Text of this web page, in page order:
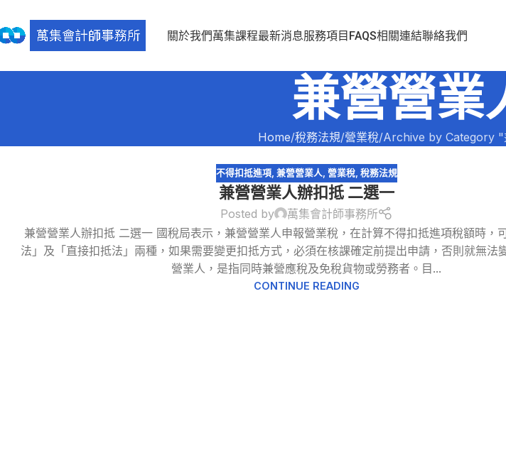
關於我們萬集課程最新消息服務項目 FAQS相關連結聯絡我們
兼營營業
Home 稅務法規 營業稅 Archive by Category "
20
3 月
不得扣抵進項, 兼營營業人, 營業稅, 稅務法規
兼營營業人辦扣抵 二選一
Posted by
萬集會計師事務所
兼營營業人辦扣抵 二選一 國稅局表示，兼營營業人申報營業稅，在計算不得扣抵進項稅額時，
法」及「直接扣抵法」兩種，如果需要變更扣抵方式，必須在核課確定前提出申請，否則就無法
營業人，是指同時兼營應稅及免稅貨物或勞務者。目...
CONTINUE READING